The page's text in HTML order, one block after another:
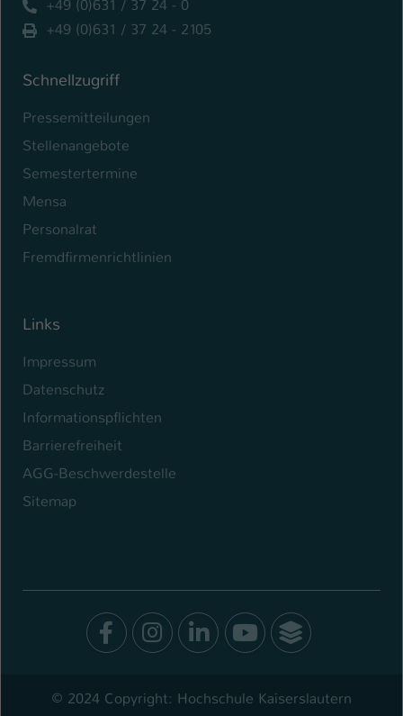
+49 (0)631 / 37 24 - 0
+49 (0)631 / 37 24 - 2105
Schnellzugriff
Pressemitteilungen
Stellenangebote
Semestertermine
Mensa
Personalrat
Fremdfirmenrichtlinien
Links
Impressum
Datenschutz
Informationspflichten
Barrierefreiheit
AGG-Beschwerdestelle
Sitemap
Facebook
Instagram
LinkedIn
Youtube
© 2024 Copyright: Hochschule Kaiserslautern